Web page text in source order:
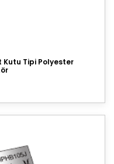
Kutu Tipi Polyester